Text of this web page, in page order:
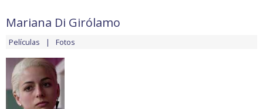
Mariana Di Girólamo
Películas Fotos